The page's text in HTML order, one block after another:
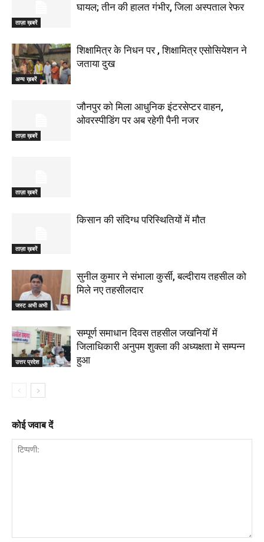
ताज़ा ख़बरें
घायल; तीन की हालत गंभीर, जिला अस्पताल रेफर
अन्य ख़बरें
शिक्षामित्र के निधन पर , शिक्षामित्र एसोसियेशन ने
जताया दुख
ताज़ा ख़बरें
जौनपुर को मिला आधुनिक इंटरसेप्टर वाहन,
ओवरस्पीडिंग पर अब रहेगी पैनी नजर
ताज़ा ख़बरें
ताज़ा ख़बरें
किसान की संदिग्ध परिस्थितियों में मौत
जस्ट अभी अभी
सुनील कुमार ने संभाला कुर्सी, बल्दीराय तहसील को
मिले नए तहसीलदार
उत्तर प्रदेश
सम्पूर्ण समाधान दिवस तहसील जखनियॉ में
जिलाधिकारी अनुपम शुक्ला की अध्यक्षता मे सम्पन्न
हुआ
कोई जवाब दें